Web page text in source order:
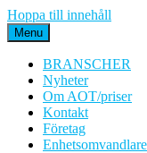
Hoppa till innehåll
Menu
BRANSCHER
Nyheter
Om AOT/priser
Kontakt
Företag
Enhetsomvandlare